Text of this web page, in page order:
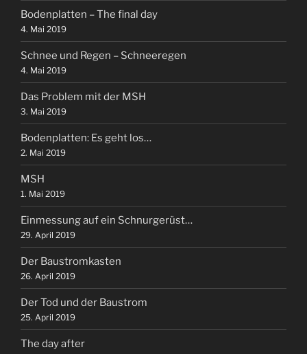
Bodenplatten – The final day
4. Mai 2019
Schnee und Regen – Schneeregen
4. Mai 2019
Das Problem mit der MSH
3. Mai 2019
Bodenplatten: Es geht los…
2. Mai 2019
MSH
1. Mai 2019
Einmessung auf ein Schnurgerüst…
29. April 2019
Der Baustromkasten
26. April 2019
Der Tod und der Baustrom
25. April 2019
The day after